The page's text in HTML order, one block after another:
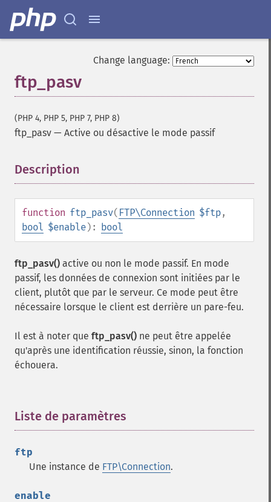
Change language:
ftp_pasv
(PHP 4, PHP 5, PHP 7, PHP 8)
ftp_pasv — Active ou désactive le mode passif
Description
function ftp_pasv( FTP\Connection $ftp,
bool $enable): bool
ftp_pasv() active ou non le mode passif. En mode
passif, les données de connexion sont initiées par le
client, plutôt que par le serveur. Ce mode peut être
nécessaire lorsque le client est derrière un pare-feu.
Il est à noter que ftp_pasv() ne peut être appelée
qu'après une identification réussie, sinon, la fonction
échouera.
Liste de paramètres
ftp
Une instance de FTP\Connection.
enable